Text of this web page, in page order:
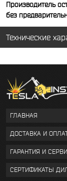
Производитель
без
Технические
ГЛАВНАЯ
ДОСТАВКА И
ГАРАНТИЯ И
СЕРТИФИКАТЫ